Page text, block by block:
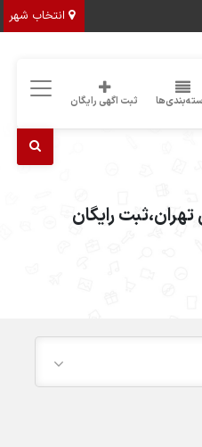
انتخاب شهر
ثبت اگهی رایگان
رایگان